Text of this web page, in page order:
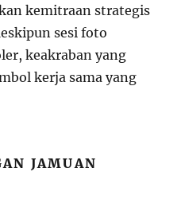
kemitraan strategis
sesi foto
keakraban yang
kerja sama yang
JAMUAN